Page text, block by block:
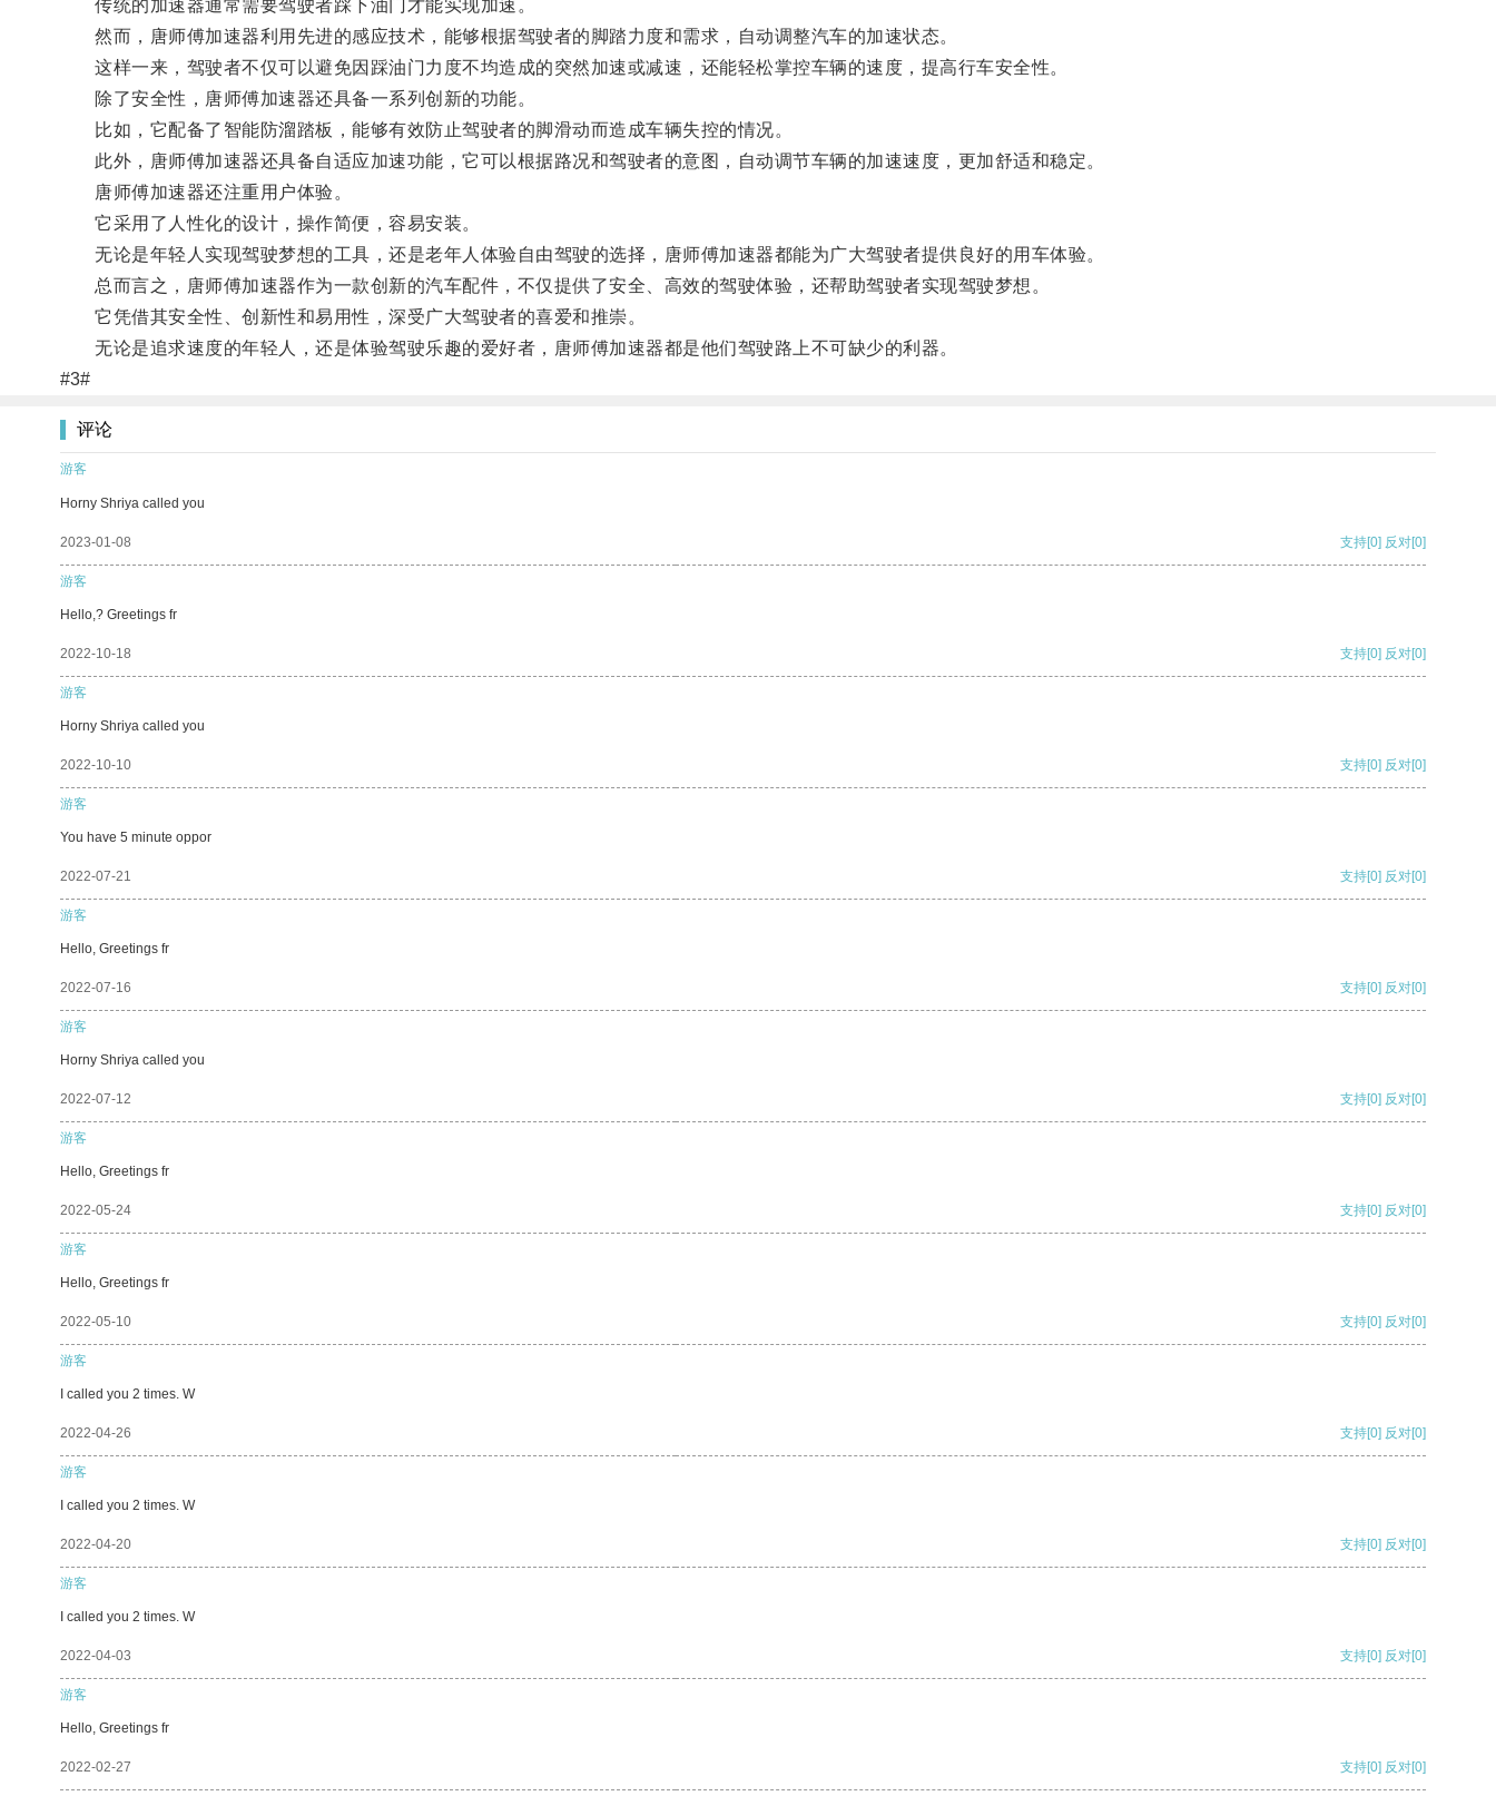
传统的加速器通常需要驾驶者踩下油门才能实现加速。
然而，唐师傅加速器利用先进的感应技术，能够根据驾驶者的脚踏力度和需求，自动调整汽车的加速状态。
这样一来，驾驶者不仅可以避免因踩油门力度不均造成的突然加速或减速，还能轻松掌控车辆的速度，提高行车安全性。
除了安全性，唐师傅加速器还具备一系列创新的功能。
比如，它配备了智能防溜踏板，能够有效防止驾驶者的脚滑动而造成车辆失控的情况。
此外，唐师傅加速器还具备自适应加速功能，它可以根据路况和驾驶者的意图，自动调节车辆的加速速度，更加舒适和稳定。
唐师傅加速器还注重用户体验。
它采用了人性化的设计，操作简便，容易安装。
无论是年轻人实现驾驶梦想的工具，还是老年人体验自由驾驶的选择，唐师傅加速器都能为广大驾驶者提供良好的用车体验。
总而言之，唐师傅加速器作为一款创新的汽车配件，不仅提供了安全、高效的驾驶体验，还帮助驾驶者实现驾驶梦想。
它凭借其安全性、创新性和易用性，深受广大驾驶者的喜爱和推崇。
无论是追求速度的年轻人，还是体验驾驶乐趣的爱好者，唐师傅加速器都是他们驾驶路上不可缺少的利器。
#3#
评论
游客
Horny Shriya called you
2023-01-08 支持[0] 反对[0]
游客
Hello,? Greetings fr
2022-10-18 支持[0] 反对[0]
游客
Horny Shriya called you
2022-10-10 支持[0] 反对[0]
游客
You have 5 minute oppor
2022-07-21 支持[0] 反对[0]
游客
Hello, Greetings fr
2022-07-16 支持[0] 反对[0]
游客
Horny Shriya called you
2022-07-12 支持[0] 反对[0]
游客
Hello, Greetings fr
2022-05-24 支持[0] 反对[0]
游客
Hello, Greetings fr
2022-05-10 支持[0] 反对[0]
游客
I called you 2 times. W
2022-04-26 支持[0] 反对[0]
游客
I called you 2 times. W
2022-04-20 支持[0] 反对[0]
游客
I called you 2 times. W
2022-04-03 支持[0] 反对[0]
游客
Hello, Greetings fr
2022-02-27 支持[0] 反对[0]